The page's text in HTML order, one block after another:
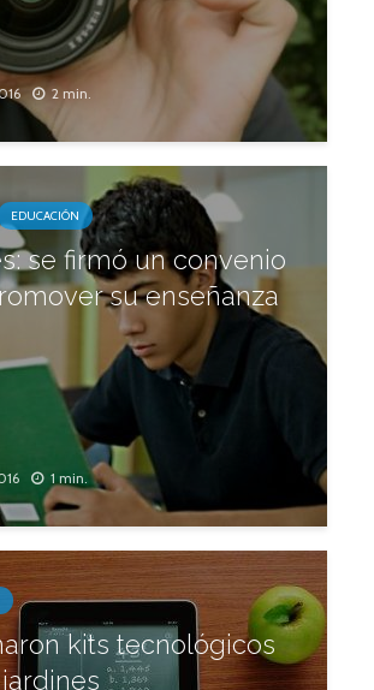
2 min.
EDUCACIÓN
se firmó un convenio
su enseñanza
1 min.
kits tecnológicos